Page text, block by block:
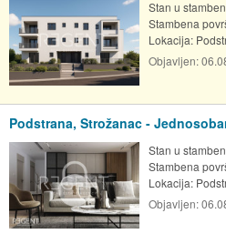
Stan u
Stambena
Lokacija:
Objavljen:
Podstrana, Strožanac -
Stan u
Stambena
Lokacija:
Objavljen: